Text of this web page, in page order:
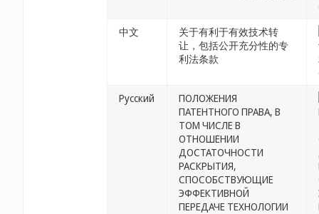
中文
关于有利于有效技术转
让，包括公开充分性的专
利法条款
Русский
ПОЛОЖЕНИЯ
ПАТЕНТНОГО ПРАВА, В
ТОМ ЧИСЛЕ В
ОТНОШЕНИИ
ДОСТАТОЧНОСТИ
РАСКРЫТИЯ,
СПОСОБСТВУЮЩИЕ
ЭФФЕКТИВНОЙ
ПЕРЕДАЧЕ ТЕХНОЛОГИИ